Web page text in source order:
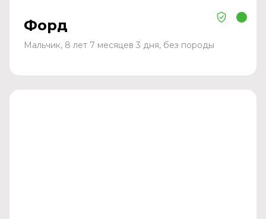
Форд
Мальчик, 8 лет 7 месяцев 3 дня, без породы